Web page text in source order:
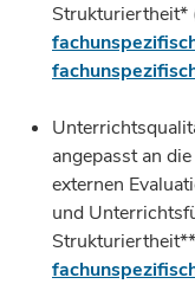
Strukturiertheit*
angepasst an
externen
und